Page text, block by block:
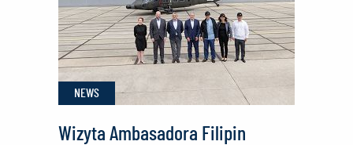
produkcji
w
Polsce
NEWS
Wizyta Ambasadora Filipin